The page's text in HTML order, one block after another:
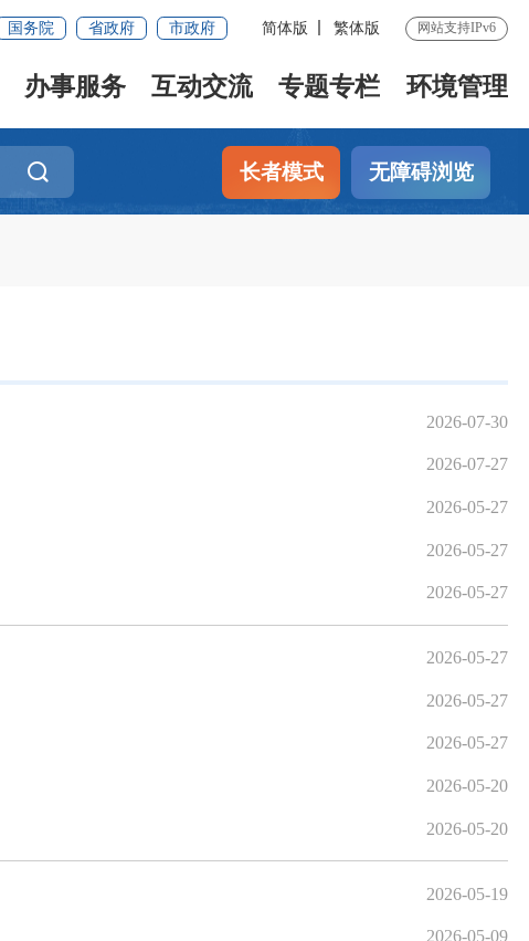
国务院 省政府 市政府 简体版 繁体版 网站支持IPv6
办事服务 互动交流 专题专栏 环境管理
长者模式 无障碍浏览
2026-07-30
2026-07-27
2026-05-27
2026-05-27
2026-05-27
2026-05-27
2026-05-27
2026-05-27
2026-05-20
2026-05-20
2026-05-19
2026-05-09